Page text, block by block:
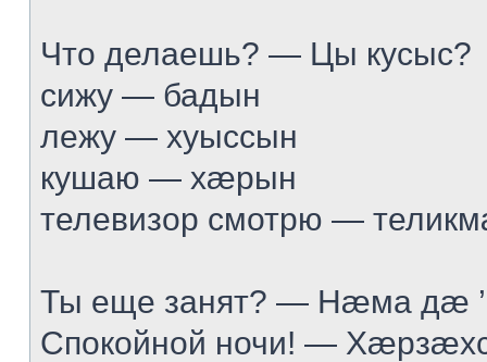
Что делаешь? — Цы кусыс?
сижу — бадын
лежу — хуыссын
кушаю — хæрын
телевизор смотрю —
Ты еще занят? — Нæма дæ
Спокойной ночи! —